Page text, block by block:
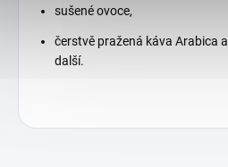
sušené ovoce,
čerstvě pražená káva Arabica a
další.